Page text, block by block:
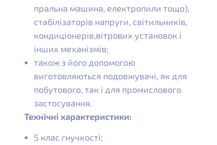
пральна машина, електропили тощо),
стабілізаторів напруги, світильників,
кондиціонерів,вітрових установок і
інших механізмів;
також з його допомогою
виготовляються подовжувачі, як для
побутового, так і для промислового
застосування.
Технічні характеристики:
5 клас гнучкості;